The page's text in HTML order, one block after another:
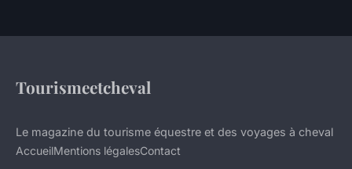
Tourismeetcheval
Le magazine du tourisme équestre et des voyages à cheval
AccueilMentions légalesContact